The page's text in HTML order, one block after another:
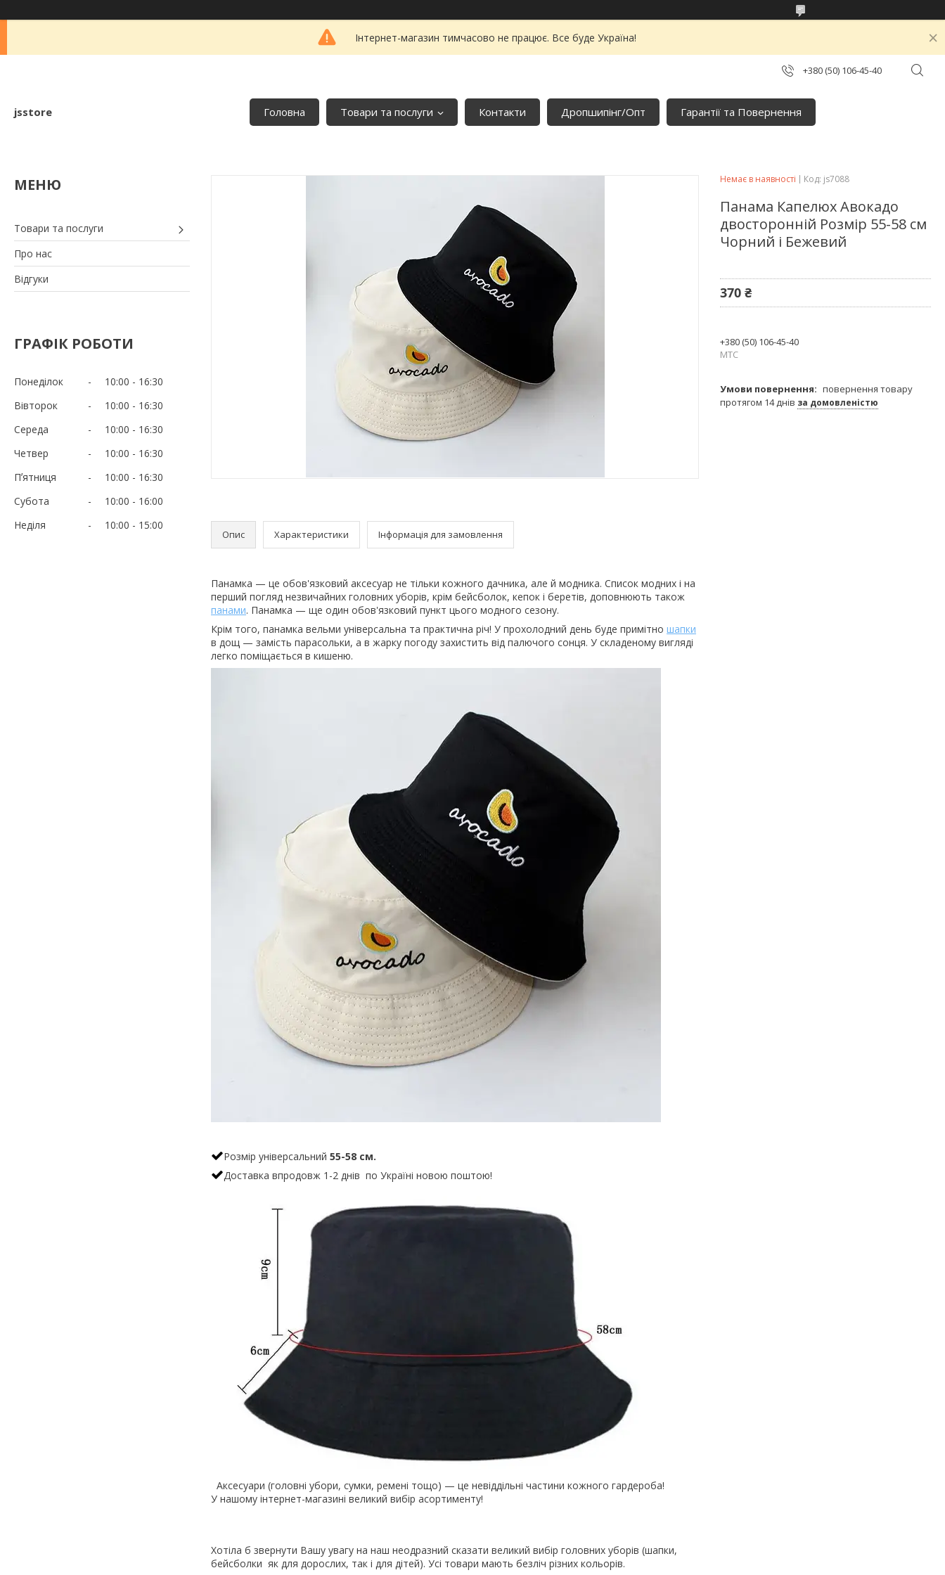
Інтернет-магазин тимчасово не працює. Все буде Україна!
+380 (50) 106-45-40
jsstore Головна Товари та послуги Контакти Дропшипінг/Опт Гарантії та Повернення
Товари та послуги
Про нас
Відгуки
ГРАФІК РОБОТИ
Понеділок 10:00
16:30
Вівторок
10:00
16:30
Середа
10:00
16:30
Четвер
10:00
16:30
Пʼятниця
10:00
16:30
Субота
10:00
16:00
Неділя
10:00 15:00
Опис Характеристики Інформація для замовлення
Панамка — це обов'язковий аксесуар не тільки кожного дачника, але й модника. Список модних і на
перший погляд незвичайних головних уборів, крім бейсболок, кепок і беретів, доповнюють також
панами. Панамка — ще один обов'язковий пункт цього модного сезону.
Крім того, панамка вельми універсальна та практична річ! У прохолодний день буде примітно шапки
в дощ — замість парасольки, а в жарку погоду захистить від палючого сонця. У складеному вигляді
легко поміщається в кишеню.
Розмір універсальний 55-58 см.
Доставка впродовж 1-2 днів по Україні новою поштою!
Аксесуари (головні убори, сумки, ремені тощо) — це невіддільні частини кожного гардероба!
У нашому інтернет-магазині великий вибір асортименту!
Хотіла б звернути Вашу увагу на наш неодразний сказати великий вибір головних уборів (шапки,
бейсболки як для дорослих, так і для дітей). Усі товари мають безліч різних кольорів.
Немає в наявності Код: js7088
Панама Капелюх Авокадо
двосторонній Розмір 55-58 см
Чорний і Бежевий
370 ₴
+380 (50) 106-45-40
МТС
повернення товару
протягом 14 днів за домовленістю